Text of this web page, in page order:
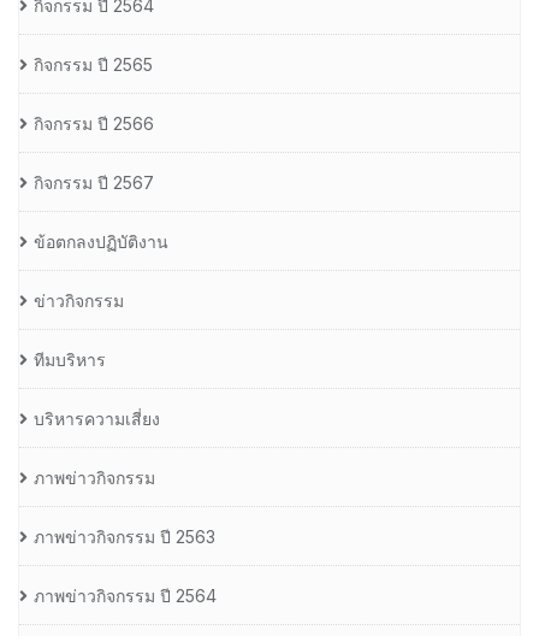
กิจกรรม ปี 2564
กิจกรรม ปี 2565
กิจกรรม ปี 2566
กิจกรรม ปี 2567
ข้อตกลงปฏิบัติงาน
ข่าวกิจกรรม
ทีมบริหาร
บริหารความเสี่ยง
ภาพข่าวกิจกรรม
ภาพข่าวกิจกรรม ปี 2563
ภาพข่าวกิจกรรม ปี 2564